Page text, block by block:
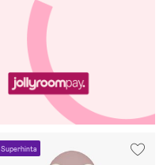
Superhinta